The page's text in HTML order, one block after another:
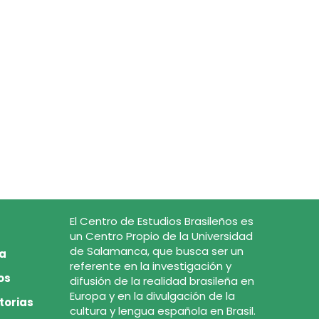
El Centro de Estudios Brasileños es
un Centro Propio de la Universidad
de Salamanca, que busca ser un
referente en la investigación y
difusión de la realidad brasileña en
Europa y en la divulgación de la
cultura y lengua española en Brasil.